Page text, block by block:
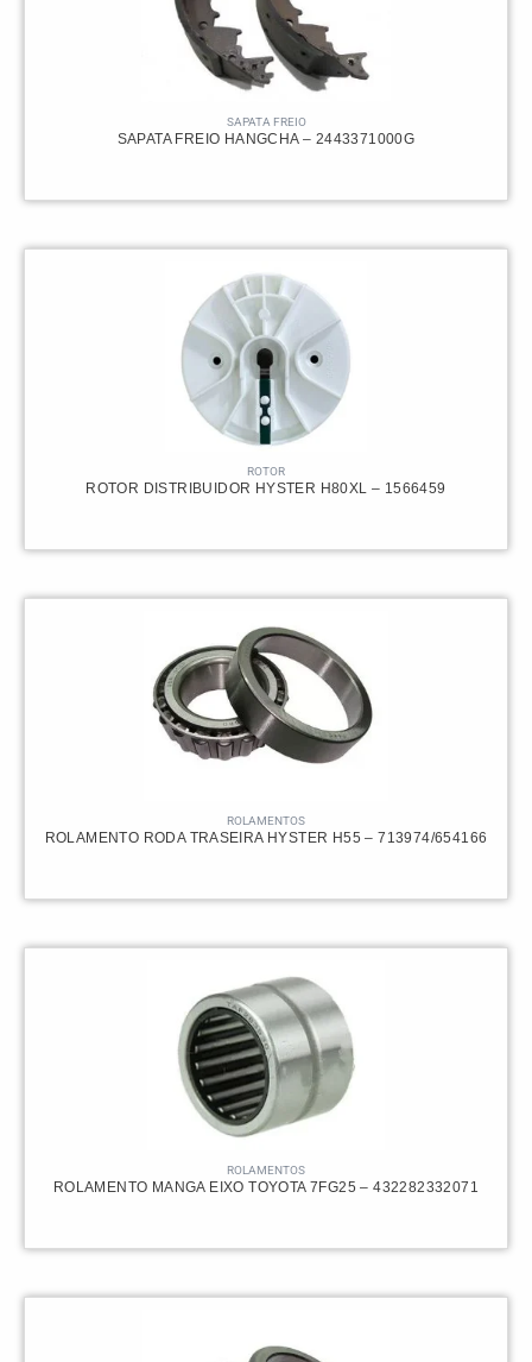
SAPATA FREIO
SAPATA FREIO HANGCHA – 2443371000G
ROTOR
ROTOR DISTRIBUIDOR HYSTER H80XL – 1566459
ROLAMENTOS
ROLAMENTO RODA TRASEIRA HYSTER H55 – 713974/654166
ROLAMENTOS
ROLAMENTO MANGA EIXO TOYOTA 7FG25 – 432282332071